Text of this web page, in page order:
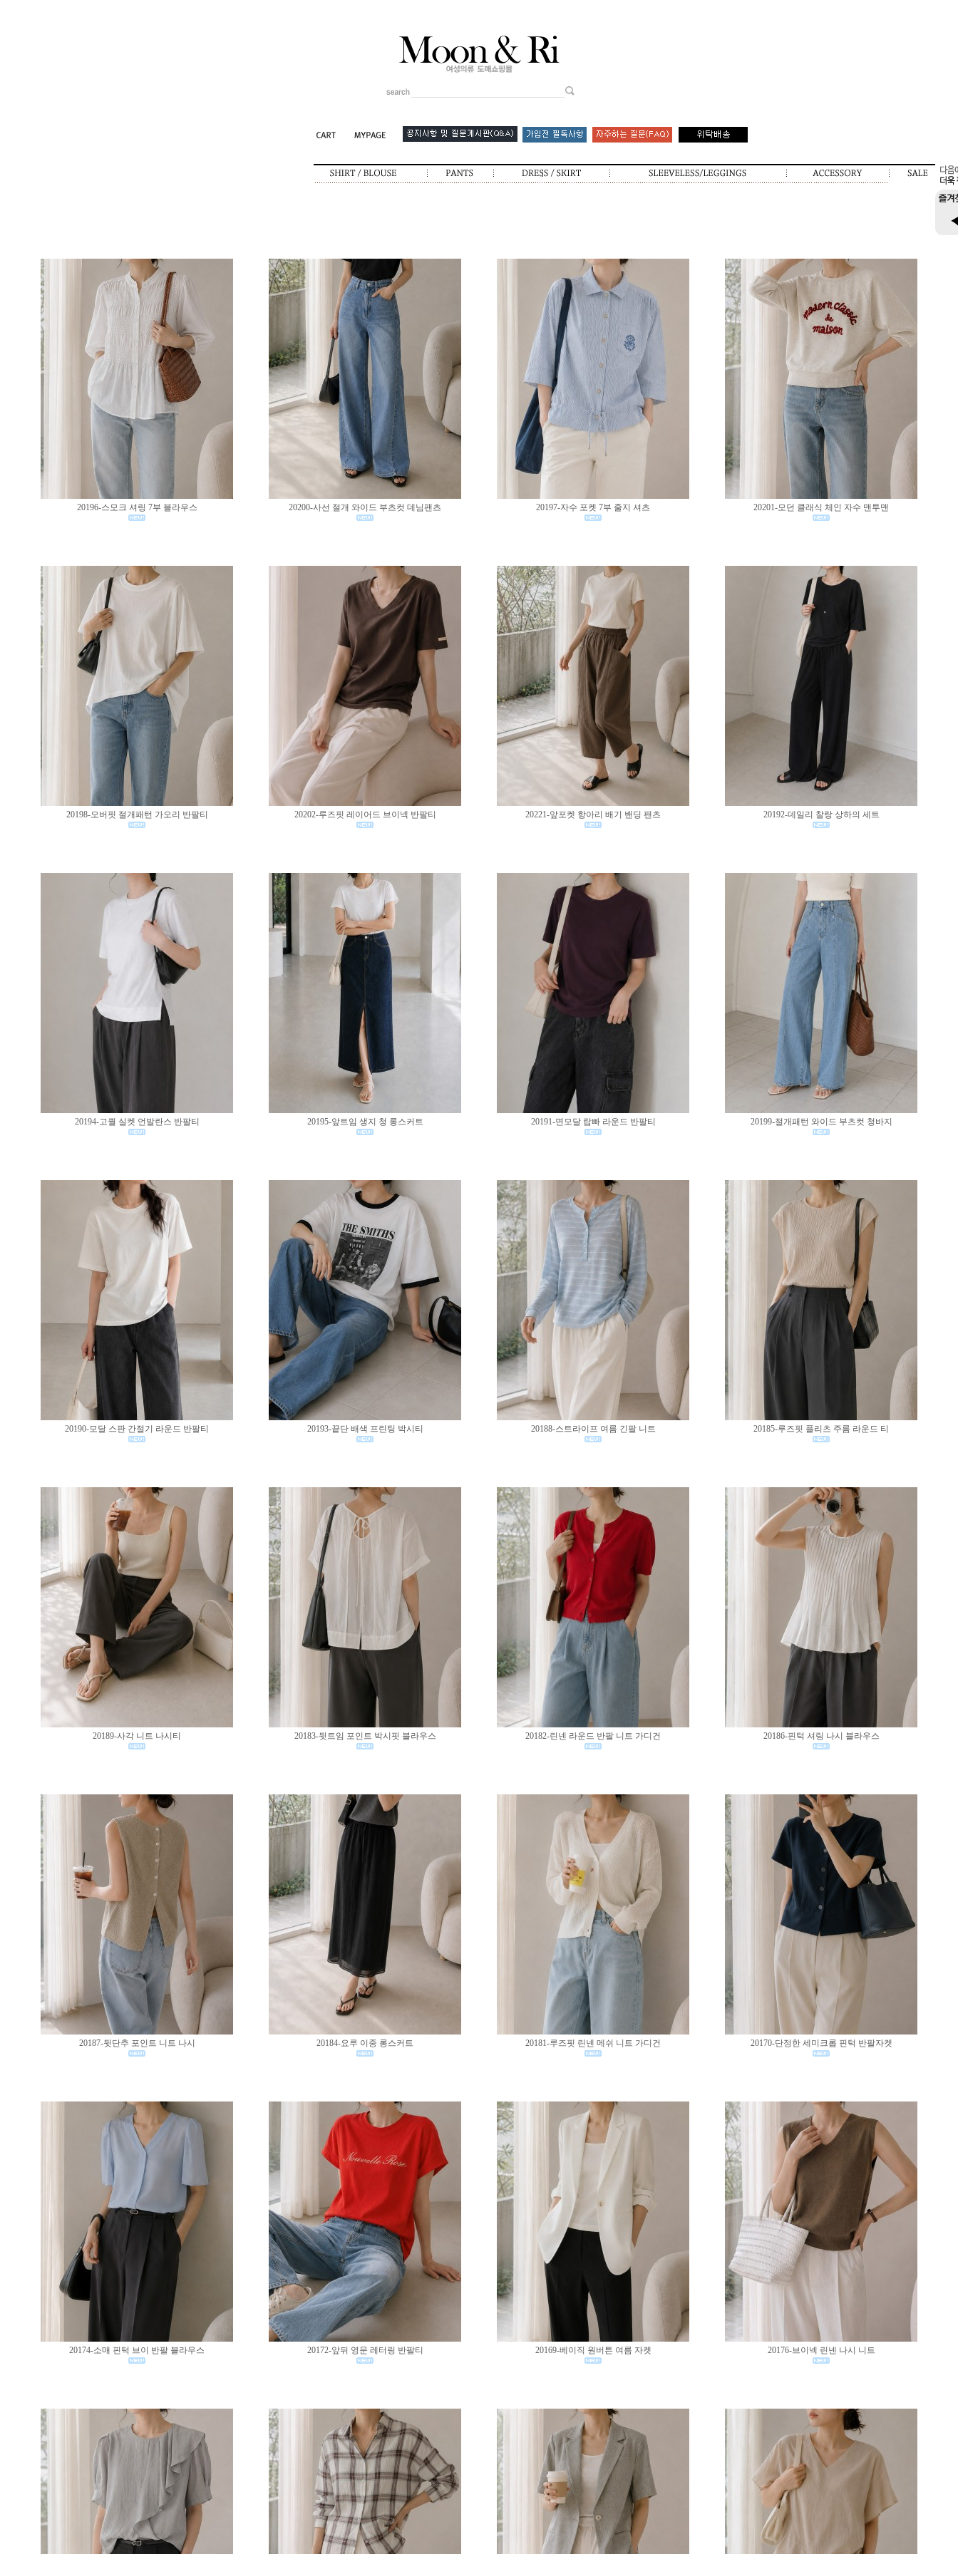
20196-스모크 셔링 7부 블라우스 20200-사선 절개 와이드 부츠컷 데님팬츠 20197-자수 포켓 7부 줄지 셔츠 20201-모던 클래식 체인 자수 맨투맨
20198-오버핏 절개패턴 가오리 반팔티 20202-루즈핏 레이어드 브이넥 반팔티 20221-앞포켓 항아리 배기 밴딩 팬츠 20192-데일리 찰랑 상하의 세트
20194-고퀄 실켓 언발란스 반팔티 20195-앞트임 생지 청 롱스커트 20191-면모달 랍빠 라운드 반팔티 20199-절개패턴 와이드 부츠컷 청바지
20190-모달 스판 간절기 라운드 반팔티 20193-끝단 배색 프린팅 박시티 20188-스트라이프 여름 긴팔 니트 20185-루즈핏 플리츠 주름 라운드 티
20189-사각 니트 나시티 20183-뒷트임 포인트 박시핏 블라우스 20182-린넨 라운드 반팔 니트 가디건 20186-핀턱 셔링 나시 블라우스
20187-뒷단추 포인트 니트 나시 20184-요루 이중 롱스커트 20181-루즈핏 린넨 메쉬 니트 가디건 20170-단정한 세미크롭 핀턱 반팔자켓
20174-소매 핀턱 브이 반팔 블라우스 20172-앞뒤 영문 레터링 반팔티 20169-베이직 원버튼 여름 자켓 20176-브이넥 린넨 나시 니트